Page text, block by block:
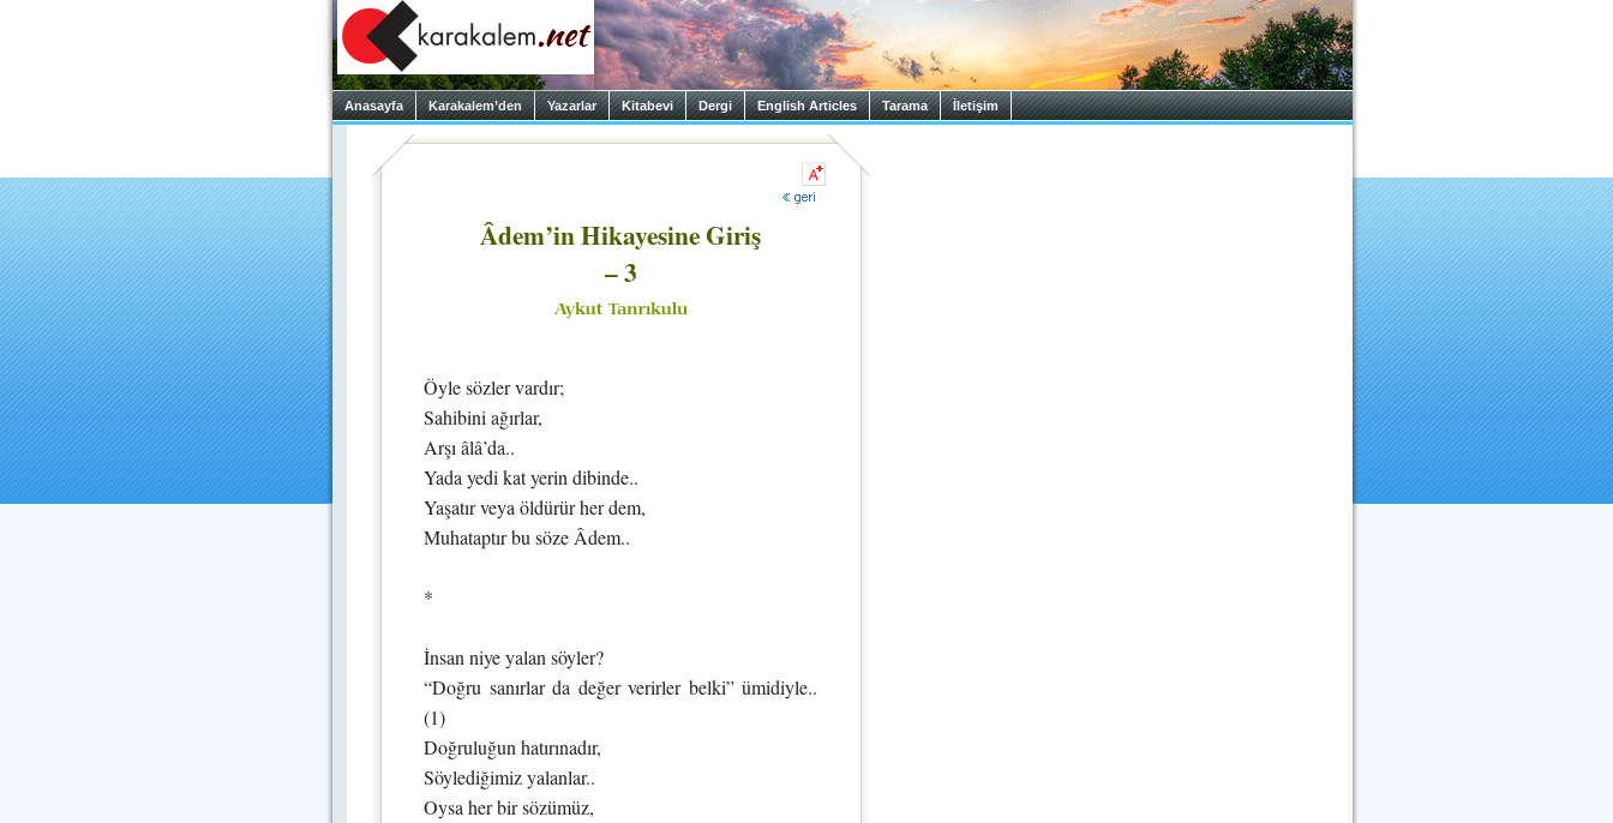
Anasayfa Karakalem’den Yazarlar Kitabevi Dergi English Articles Tarama İletişim
Âdem’in Hikayesine Giriş
– 3
Öyle sözler vardır;
Sahibini ağırlar,
Arşı âlâ’da..
Yada yedi kat yerin dibinde..
Yaşatır veya öldürür her dem,
Muhataptır bu söze Âdem..
*
İnsan niye yalan söyler?
“Doğru sanırlar da değer verirler belki” ümidiyle..
(1)
Doğruluğun hatırınadır,
Söylediğimiz yalanlar..
Oysa her bir sözümüz,